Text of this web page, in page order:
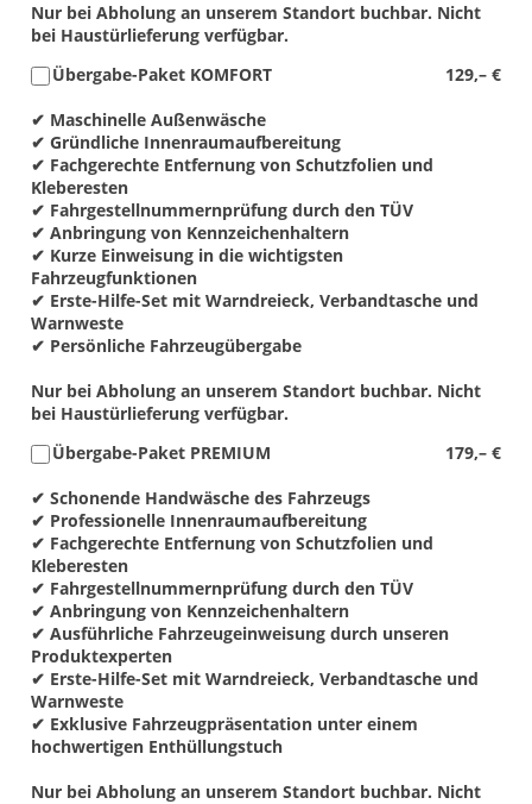
Nur bei Abholung an unserem Standort buchbar. Nicht
bei Haustürlieferung verfügbar.
129,– €
Übergabe-Paket KOMFORT
✔ Maschinelle Außenwäsche
✔ Gründliche Innenraumaufbereitung
✔ Fachgerechte Entfernung von Schutzfolien und
Kleberesten
✔ Fahrgestellnummernprüfung durch den TÜV
✔ Anbringung von Kennzeichenhaltern
✔ Kurze Einweisung in die wichtigsten
Fahrzeugfunktionen
✔ Erste-Hilfe-Set mit Warndreieck, Verbandtasche und
Warnweste
✔ Persönliche Fahrzeugübergabe
Nur bei Abholung an unserem Standort buchbar. Nicht
bei Haustürlieferung verfügbar.
179,– €
Übergabe-Paket PREMIUM
✔ Schonende Handwäsche des Fahrzeugs
✔ Professionelle Innenraumaufbereitung
✔ Fachgerechte Entfernung von Schutzfolien und
Kleberesten
✔ Fahrgestellnummernprüfung durch den TÜV
✔ Anbringung von Kennzeichenhaltern
✔ Ausführliche Fahrzeugeinweisung durch unseren
Produktexperten
✔ Erste-Hilfe-Set mit Warndreieck, Verbandtasche und
Warnweste
✔ Exklusive Fahrzeugpräsentation unter einem
hochwertigen Enthüllungstuch
Nur bei Abholung an unserem Standort buchbar. Nicht